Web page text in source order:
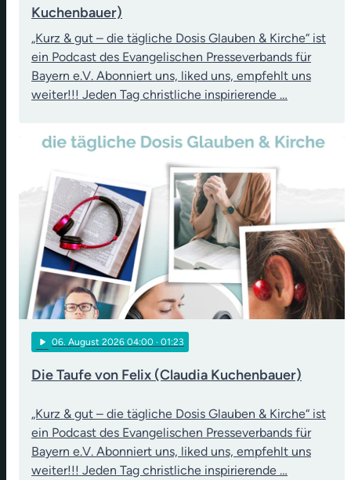
Kuchenbauer)
„Kurz & gut – die tägliche Dosis Glauben & Kirche“ ist
ein Podcast des Evangelischen Presseverbands für
Bayern e.V. Abonniert uns, liked uns, empfehlt uns
weiter!!! Jeden Tag christliche inspirierende …
play_arrow 06. August 2026 04:00 · 01:23
Die Taufe von Felix (Claudia Kuchenbauer)
„Kurz & gut – die tägliche Dosis Glauben & Kirche“ ist
ein Podcast des Evangelischen Presseverbands für
Bayern e.V. Abonniert uns, liked uns, empfehlt uns
weiter!!! Jeden Tag christliche inspirierende …